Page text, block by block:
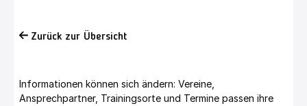
Zurück zur Übersicht
Informationen können sich ändern: Vereine,
Ansprechpartner, Trainingsorte und Termine passen ihre